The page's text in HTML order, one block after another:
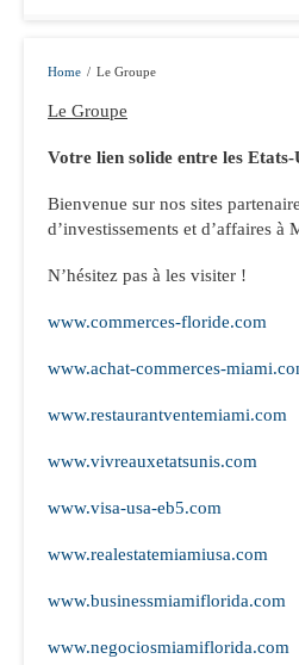
Home / Le Groupe
Le Groupe
Votre lien solide entre les
Bienvenue sur nos sites
d’investissements et d’affaires à
N’hésitez pas à les visiter !
www.commerces-floride.com
www.achat-commerces-
www.restaurantventemiami.com
www.vivreauxetatsunis.com
www.visa-usa-eb5.com
www.realestatemiamiusa.com
www.businessmiamiflorida.com
www.negociosmiamiflorida.com